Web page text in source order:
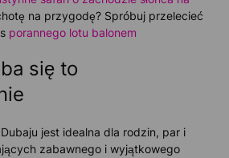
na przygodę? Spróbuj przelecieć
porannego lotu balonem
się to
jest idealna dla rodzin, par i
zabawnego i wyjątkowego